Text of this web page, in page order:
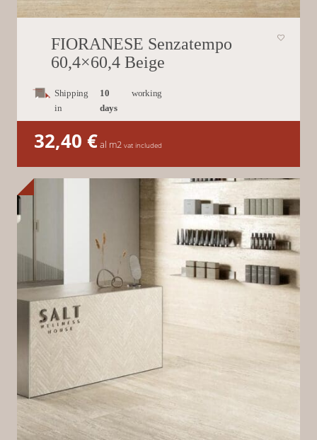
FIORANESE Senzatempo
60,4×60,4 Beige
Shipping
in
10
days
working
32,40 €al m2 vat included